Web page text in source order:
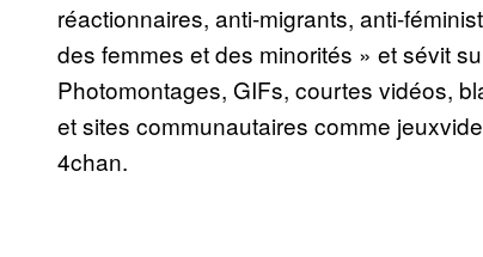
réactionnaires, anti-migrants, anti-
des femmes et des minorités » et sévit
Photomontages, GIFs, courtes vidéos,
et sites communautaires comme
4chan.